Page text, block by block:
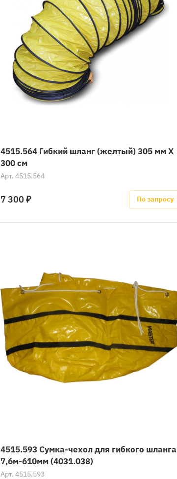
4515.564 Гибкий шланг (желтый) 305 мм X
300 см
Арт. 4515.564
7 300 ₽ По запросу
4515.593 Сумка-чехол для гибкого шланга
7,6м-610мм (4031.038)
Арт. 4515.593